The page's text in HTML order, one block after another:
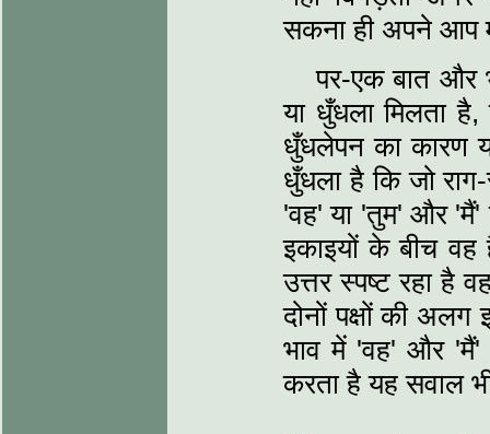
सकना ही अपने आप
पर-एक बात और
या धुँधला मिलता
धुँधलेपन का कारण
धुँधला है कि जो
'वह' या 'तुम' और 'मैं'
इकाइयों के बीच
उत्तर स्पष्ट रहा है
दोनों पक्षों की
भाव में 'वह' और 'मैं'
करता है यह सवाल